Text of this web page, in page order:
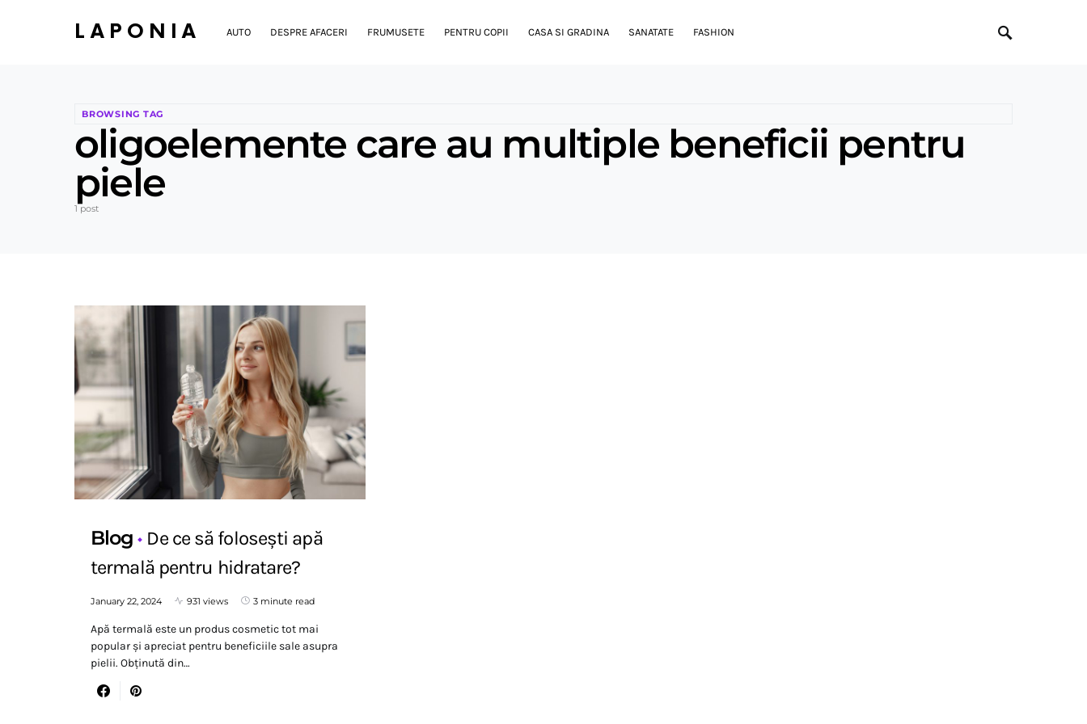
LAPONIA AUTO DESPRE AFACERI FRUMUSETE PENTRU COPII CASA SI GRADINA SANATATE FASHION
BROWSING TAG
oligoelemente care au multiple beneficii pentru
piele
1 post
Blog
De ce să folosești apă
termală pentru hidratare?
January 22, 2024 931 views 3 minute read
Apă termală este un produs cosmetic tot mai
popular și apreciat pentru beneficiile sale asupra
pielii. Obținută din…